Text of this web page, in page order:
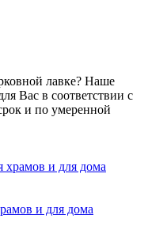
лавке? Наше
Вас в соответствии с
и по умеренной
и для дома